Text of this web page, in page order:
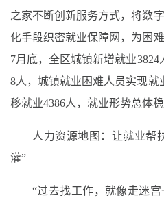
之家不断创新服务方式，将数
化手段织密就业保障网，为困
7月底，全区城镇新增就业
8人，城镇就业困难人员实现就
移就业4386人，就业形势总体稳
人力资源地图：让就业帮
灌”
“过去找工作，就像走迷